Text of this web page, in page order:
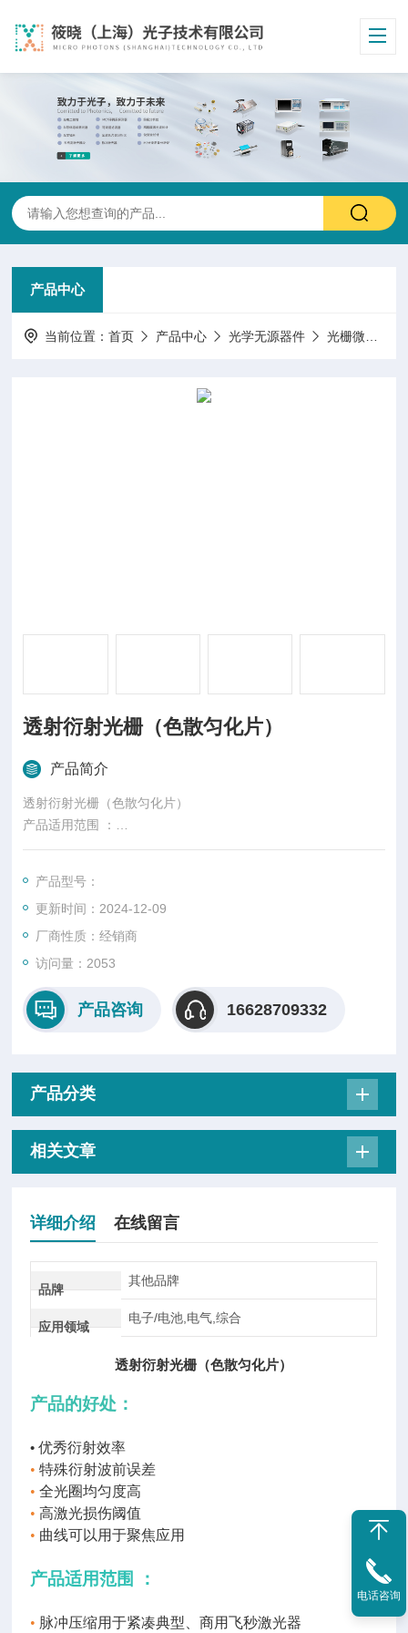
产品中心
当前位置：首页 产品中心 光学无源器件 光栅微透镜阵列色散匀化片
透射衍射光栅（色散匀化片）
产品简介
透射衍射光栅（色散匀化片）
产品适用范围 ：
• 脉冲压缩用于紧凑典型、商用飞秒激光器
• 波束组合(SBC)为平均功率激光非常高
产品型号：
更新时间：2024-12-09
厂商性质：经销商
访问量：2053
产品咨询 16628709332
产品分类
相关文章
详细介绍 在线留言
品牌
其他品牌
应用领域
电子/电池,电气,综合
透射衍射光栅（色散匀化片）
产品的好处：
• 优秀衍射效率
•特殊衍射波前误差
•全光圈均匀度高
• 高激光损伤阈值
• 曲线可以用于聚焦应用
产品适用范围 ：
• 脉冲压缩用于紧凑典型、商用飞秒激光器
电话咨询